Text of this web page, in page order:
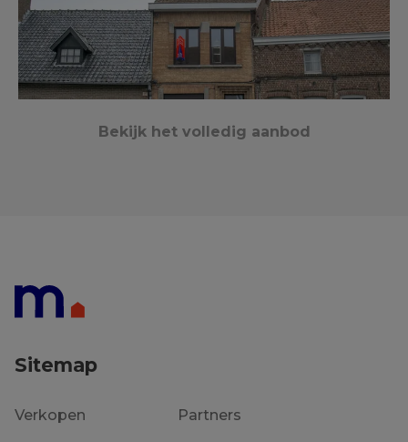
Bekijk het volledig aanbod
Sitemap
Verkopen Partners